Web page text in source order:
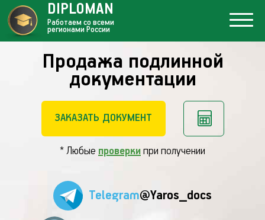
Продажа подлинной
документации
ЗАКАЗАТЬ ДОКУМЕНТ
* Любые проверки при получении
Telegram@Yaros_docs
DIPLOMAN
Работаем со всеми
регионами России